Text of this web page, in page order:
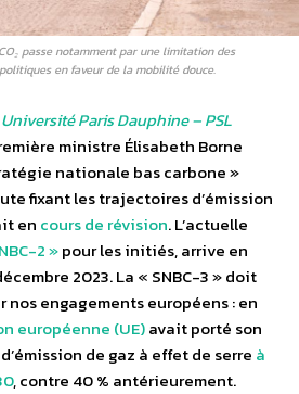
passe notamment par une limitation des
en faveur de la mobilité douce.
Université Paris Dauphine – PSL
ministre Élisabeth Borne
nationale bas carbone »
fixant les trajectoires d’émission
en cours de révision. L’actuelle
2 »pour les initiés, arrive en
2023. La « SNBC-3 » doit
nos engagements européens : en
européenne (UE)avait porté son
de gaz à effet de serre à
, contre 40 % antérieurement.